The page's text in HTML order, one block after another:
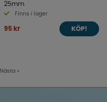
25mm
Finns i lager
95 kr KÖP!
Nästa »